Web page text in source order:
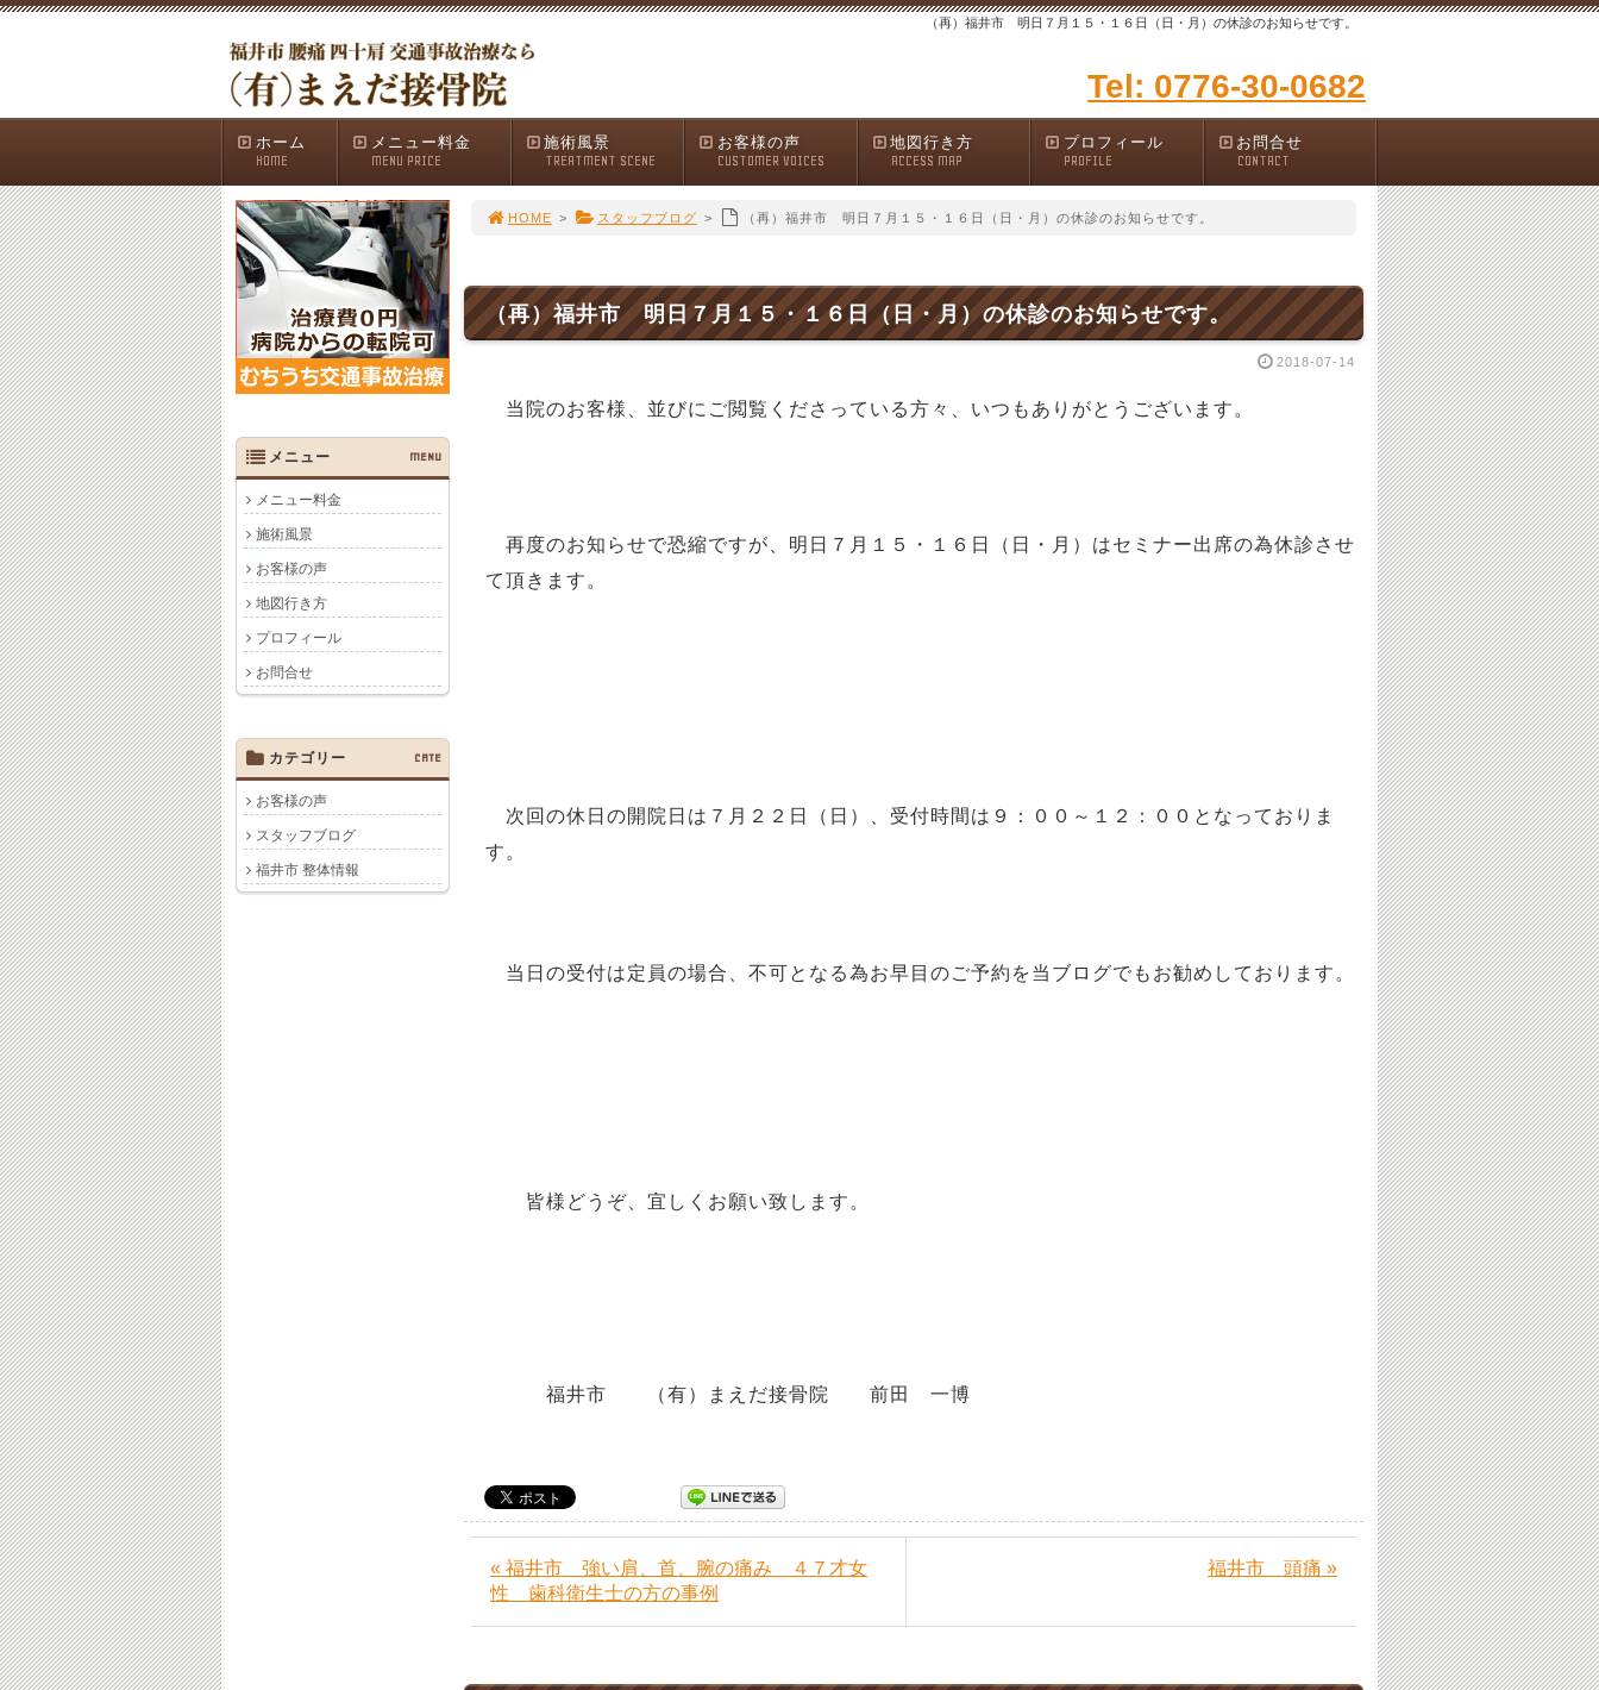
（再）福井市 明日７月１５・１６日（日・月）の休診のお知らせです。
Tel: 0776-30-0682
ホーム
HOME
メニュー料金
MENU PRICE
施術風景
TREATMENT SCENE
お客様の声
CUSTOMER VOICES
地図行き方
ACCESS MAP
プロフィール
PROFILE
お問合せ
CONTACT
HOME > スタッフブログ > （再）福井市 明日７月１５・１６日（日・月）の休診のお知らせです。
（再）福井市 明日７月１５・１６日（日・月）の休診のお知らせです。
2018-07-14
当院のお客様、並びにご閲覧くださっている方々、いつもありがとうございます。
再度のお知らせで恐縮ですが、明日７月１５・１６日（日・月）はセミナー出席の為休診させ
て頂きます。
次回の休日の開院日は７ 月２２日（日）、受付時間は９：００～１２：００となっておりま
す。
当日の受付は定員の場合、不可となる為お早目のご予約を当ブログでもお勧めしております。
皆様どうぞ、宜しくお願い致します。
福井市 （有）まえだ接骨院 前田 一博
« 福井市 強い肩、首、腕の痛み ４７才女
性 歯科衛生士の方の事例
福井市 頭痛 »
メニュー MENU
メニュー料金
施術風景
お客様の声
地図行き方
プロフィール
お問合せ
カテゴリー CATE
お客様の声
スタッフブログ
福井市 整体情報